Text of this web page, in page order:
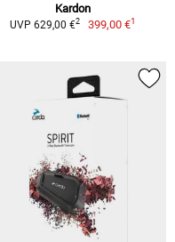
Kardon
UVP 629,00 €2 399,00 €1